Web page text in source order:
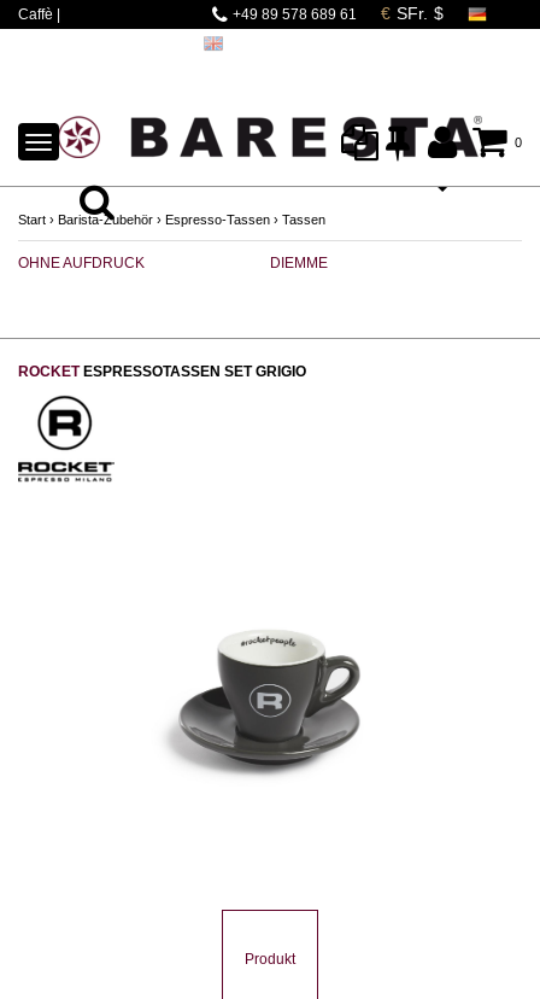
Caffè |
+49 89 578 689 61
0
TOGGLE
NAVIGATION
Start › Barista-Zubehör › Espresso-Tassen › Tassen
OHNE AUFDRUCK DIEMME
ROCKETESPRESSOTASSEN SET GRIGIO
Produkt